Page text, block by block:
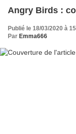
Angry Birds :
Publié le 18/03/2020 à
Par Emma666